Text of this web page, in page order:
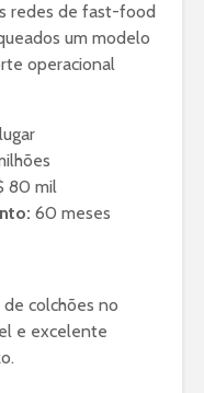
redes de fast-food
um modelo
operacional
80 mil
60 meses
colchões no
e excelente